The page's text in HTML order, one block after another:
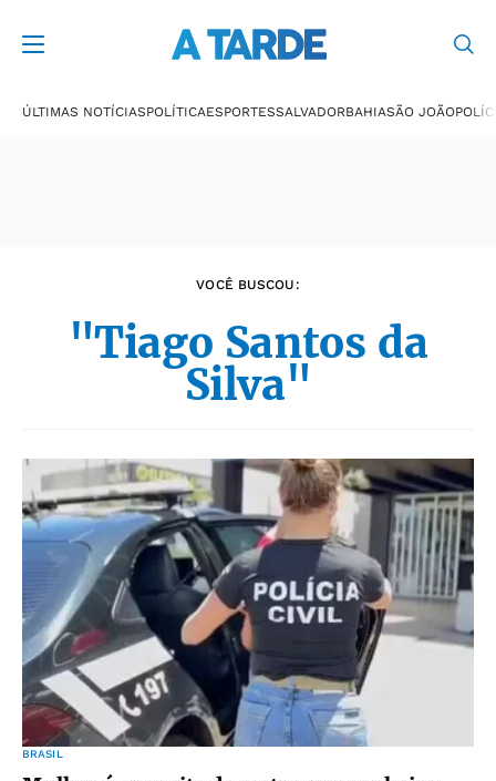
ÚLTIMAS NOTÍCIASPOLÍTICAESPORTESSALVADORBAHIASÃO JOÃO
VOCÊ BUSCOU:
"Tiago Santos da
Silva"
BRASIL